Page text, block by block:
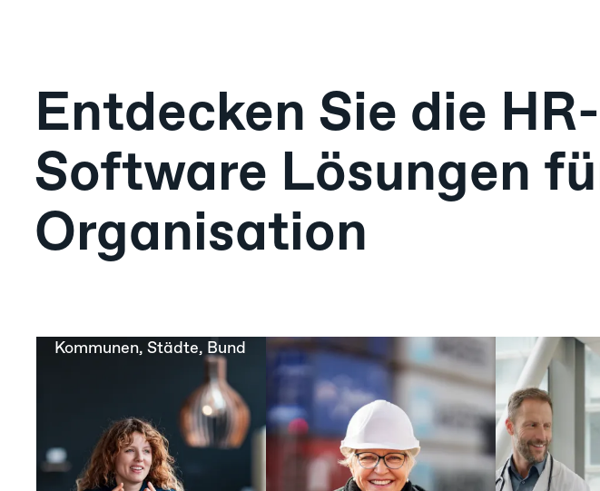
Entdecken Sie die HR-
Software Lösungen
Organisation
Kommunen, Städte, Bund